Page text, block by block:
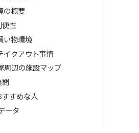
の概要
便性
い物環境
イクアウト事情
周辺の施設マップ
問
すめな人
ータ